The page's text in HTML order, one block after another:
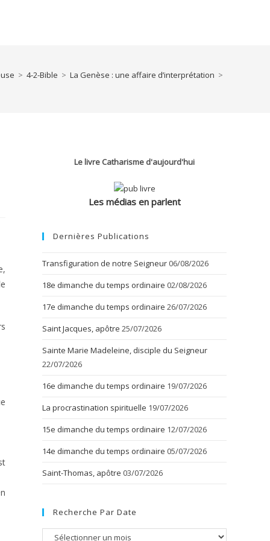
> 4-2-Bible > La Genèse : une affaire d’interprétation >
Le livre Catharisme d'aujourd'hui
Les médias en parlent
Dernières Publications
Transfiguration de notre Seigneur 06/08/2026
18e dimanche du temps ordinaire 02/08/2026
17e dimanche du temps ordinaire 26/07/2026
Saint Jacques, apôtre 25/07/2026
Sainte Marie Madeleine, disciple du Seigneur
22/07/2026
16e dimanche du temps ordinaire 19/07/2026
La procrastination spirituelle 19/07/2026
15e dimanche du temps ordinaire 12/07/2026
14e dimanche du temps ordinaire 05/07/2026
Saint-Thomas, apôtre 03/07/2026
Recherche Par Date
Recherche